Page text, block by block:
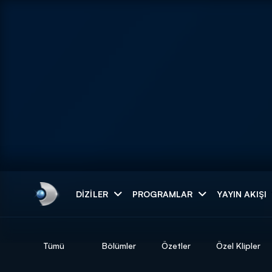
DIZILER PROGRAMLAR YAYIN AKIŞI
Tümü Bölümler Özetler Özel Klipler